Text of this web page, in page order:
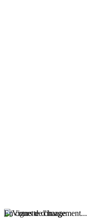
En cours de chargement...